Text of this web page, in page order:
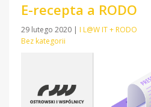
E-recepta a RODO
29 lutego 2020 | I L@W IT + RODO
Bez kategorii